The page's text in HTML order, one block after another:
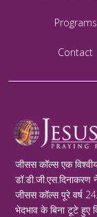
Programs
Contact
जीसस कॉल्स एक
जीसस कॉल्स पूरे वर्ष
भेदभाव के बिना टूटे हुए